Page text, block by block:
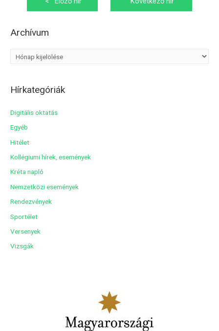
navigáció
Archívum
h
m
Hírkategóriák
Digitális oktatás
Egyéb
Hitélet
Kollégiumi hírek, események
Kréta napló
Nemzetközi események
Rendezvények
Sportélet
Versenyek
Vizsgák